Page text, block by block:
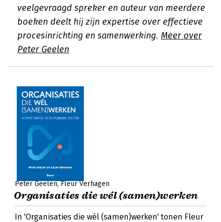
veelgevraagd spreker en auteur van meerdere
boeken deelt hij zijn expertise over effectieve
procesinrichting en samenwerking. Meer over
Peter Geelen
Peter Geelen Fleur Verhagen
Organisaties die wél (samen)werken
In 'Organisaties die wél (samen)werken' tonen Fleur